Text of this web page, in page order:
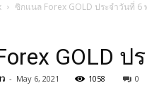
ซิกแนล Forex GOLD ประจำวันที่
GOLD
- May 6, 2021 1058 0